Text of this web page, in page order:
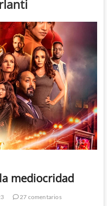
mediocridad
27 comentarios